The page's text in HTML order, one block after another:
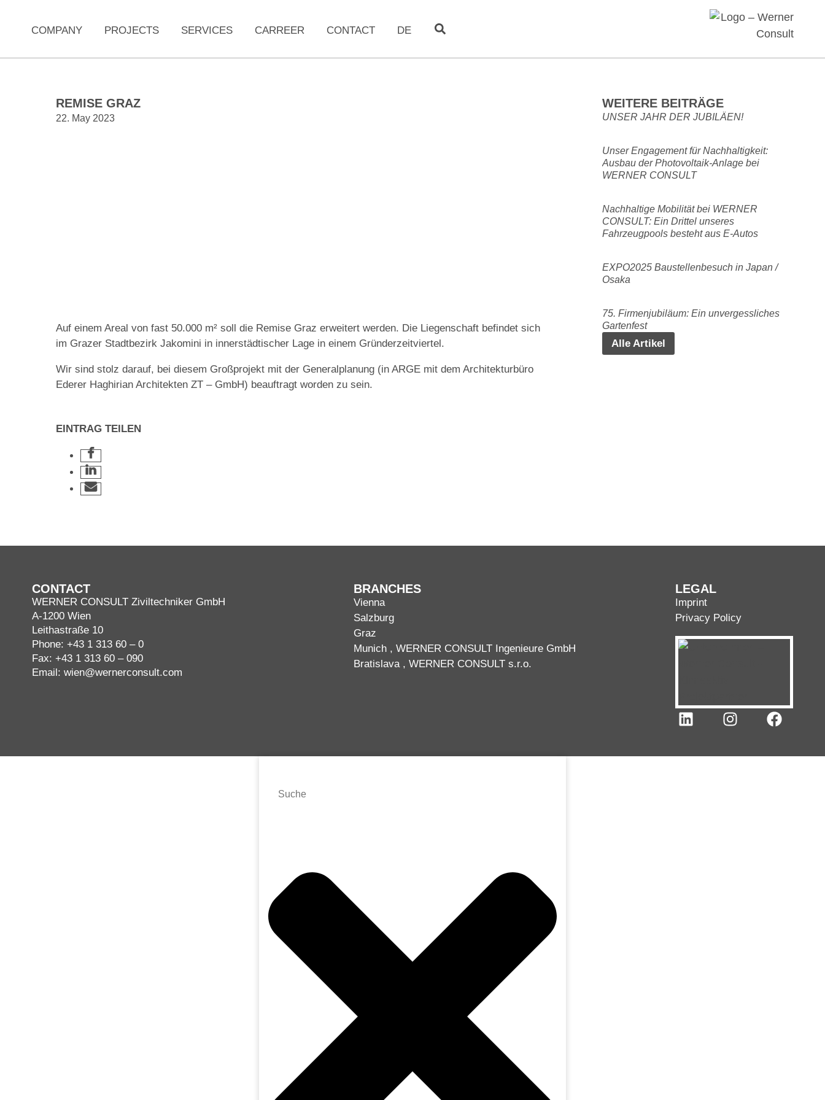
COMPANY PROJECTS SERVICES CARREER CONTACT DE
WEITERE BEITRÄGE
UNSER JAHR DER JUBILÄEN!
Unser Engagement für Nachhaltigkeit:
Ausbau der Photovoltaik-Anlage bei
WERNER CONSULT
Nachhaltige Mobilität bei WERNER
CONSULT: Ein Drittel unseres
Fahrzeugpools besteht aus E-Autos
EXPO2025 Baustellenbesuch in Japan /
Osaka
75. Firmenjubiläum: Ein unvergessliches
Gartenfest
Alle Artikel
REMISE GRAZ
22. May 2023
Auf einem Areal von fast 50.000 m² soll die Remise Graz erweitert werden. Die Liegenschaft befindet sich
im Grazer Stadtbezirk Jakomini in innerstädtischer Lage in einem Gründerzeitviertel.
Wir sind stolz darauf, bei diesem Großprojekt mit der Generalplanung (in ARGE mit dem Architekturbüro
Ederer Haghirian Architekten ZT – GmbH) beauftragt worden zu sein.
EINTRAG TEILEN
CONTACT
WERNER CONSULT Ziviltechniker GmbH
A-1200 Wien
Leithastraße 10
Phone: +43 1 313 60 – 0
Fax: +43 1 313 60 – 090
Email: wien@wernerconsult.com
BRANCHES
Vienna
Salzburg
Graz
Munich , WERNER CONSULT Ingenieure GmbH
Bratislava, WERNER CONSULT s.r.o.
LEGAL
Imprint
Privacy Policy